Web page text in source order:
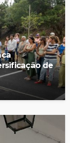
de